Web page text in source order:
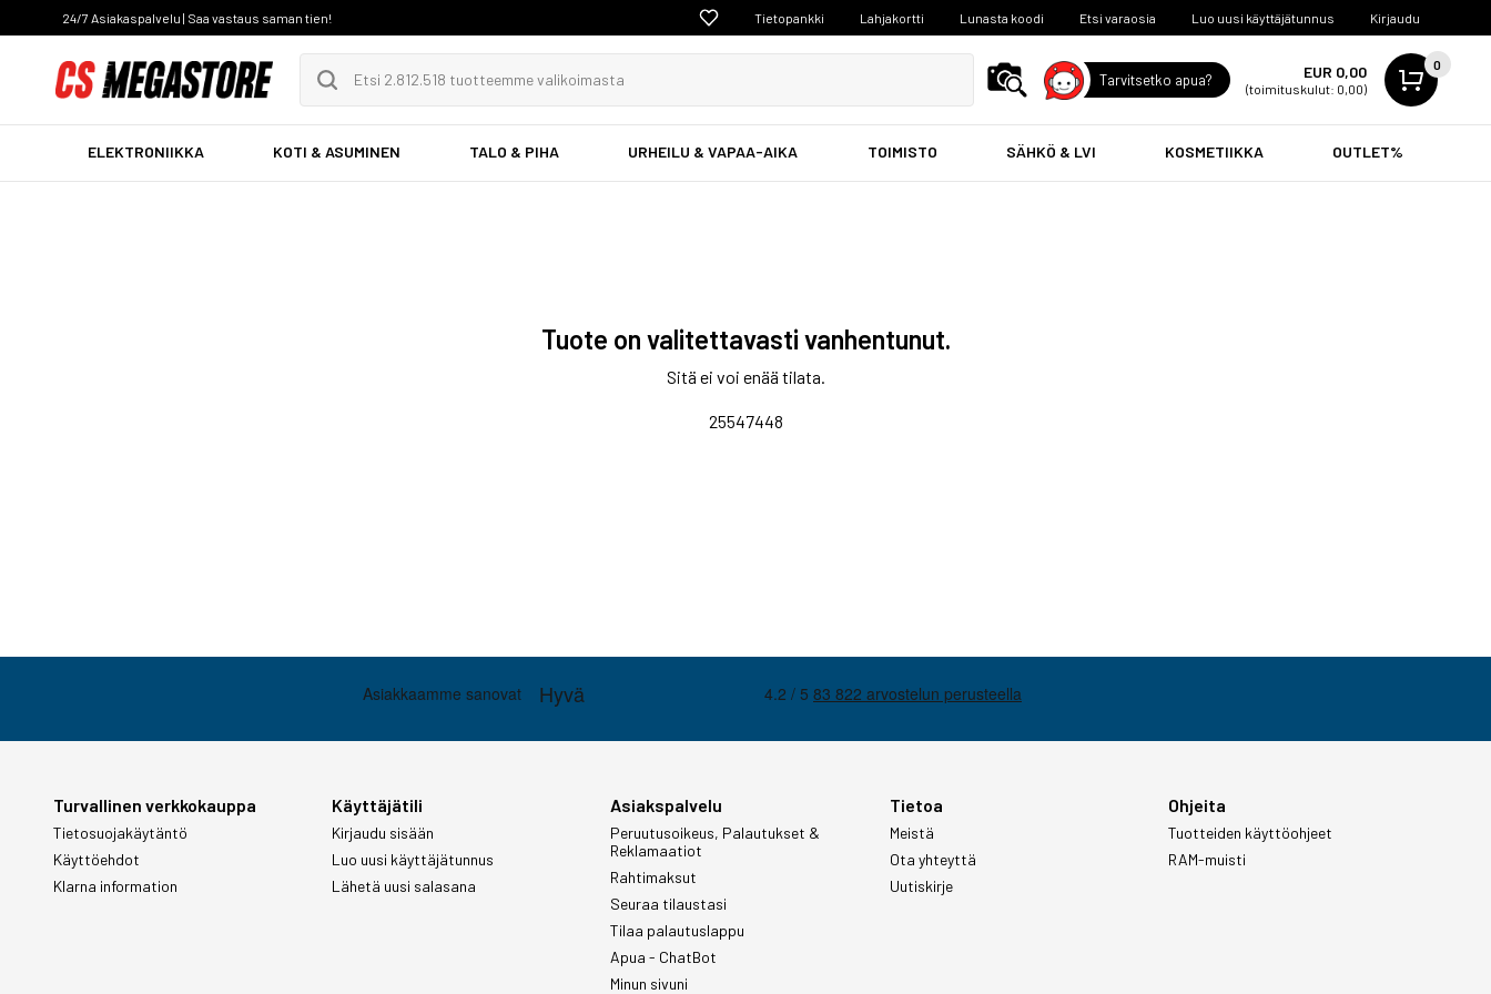
24/7 Asiakaspalvelu | Saa vastaus saman tien! Tietopankki Lahjakortti Lunasta koodi Etsi varaosia Luo uusi käyttäjätunnus Kirjaudu
Tarvitsetko apua? EUR 0,00
(toimituskulut: 0,00)
0
ELEKTRONIIKKA KOTI & ASUMINEN TALO & PIHA URHEILU & VAPAA-AIKA TOIMISTO SÄHKÖ & LVI KOSMETIIKKA OUTLET%
Tuote on valitettavasti vanhentunut.
Sitä ei voi enää tilata.
25547448
Turvallinen verkkokauppa
Tietosuojakäytäntö
Käyttöehdot
Klarna information
Käyttäjätili
Kirjaudu sisään
Luo uusi käyttäjätunnus
Lähetä uusi salasana
Asiakspalvelu
Peruutusoikeus, Palautukset &
Reklamaatiot
Rahtimaksut
Seuraa tilaustasi
Tilaa palautuslappu
Apua - ChatBot
Minun sivuni
Tietoa
Meistä
Ota yhteyttä
Uutiskirje
Ohjeita
Tuotteiden käyttöohjeet
RAM-muisti